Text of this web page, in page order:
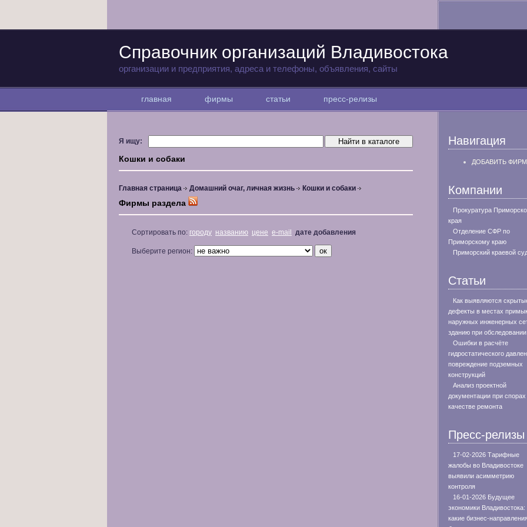
Справочник организаций Владивостока
организации и предприятия, адреса и телефоны, объявления, сайты
главная фирмы статьи пресс-релизы
Я ищу:
Кошки и собаки
Главная страница Домашний очаг, личная жизнь Кошки и собаки
Фирмы раздела
Сортировать по: городу названию цене e-mail дате добавления
Выберите регион:
Навигация
ДОБАВИТЬ
Компании
Прокуратура
края
Отделение СФР по
Приморскому краю
Приморский краевой
Статьи
Как выявляются
дефекты в местах
наружных инженерных
зданию при обследовании
Ошибки в расчёте
гидростатического
повреждение подземных
конструкций
Анализ проектной
документации при спорах
качестве ремонта
Пресс-релизы
17-02-2026 Тарифные
жалобы во Владивостоке
выявили асимметрию
контроля
16-01-2026 Будущее
экономики Владивостока:
какие бизнес-